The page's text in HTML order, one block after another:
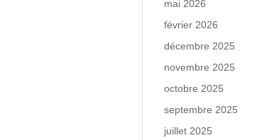
mai 2026
février 2026
décembre 2025
novembre 2025
octobre 2025
septembre 2025
juillet 2025